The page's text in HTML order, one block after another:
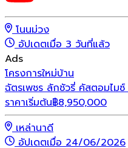
โนนม่วง
อัปเดตเมื่อ 3 วันที่แล้ว
Ads
โครงการใหม่บ้าน
ฉัตรเพชร ลักชัวรี่ คัสตอมไมซ์ -
ราคาเริ่มต้น฿8,950,000
เหล่านาดี
อัปเดตเมื่อ 24/06/2026